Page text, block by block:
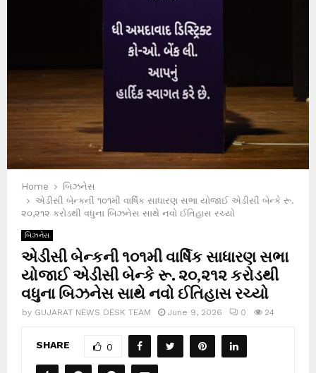
Home
બિઝનેસ
એડીસી બેન્કની ૧૦૧મી વાર્ષિક સાધારણ સભા યોજાઈ એડીસી બેન્કે રૂ.
૨૦,૨૧૨ કરોડથી વધુના બિઝનેસ સાથે નવો ઈતિહાસ રચ્યો
બિઝનેસ
એડીસી બેન્કની ૧૦૧મી વાર્ષિક સાધારણ સભા
યોજાઈ એડીસી બેન્કે રૂ. ૨૦,૨૧૨ કરોડથી
વધુના બિઝનેસ સાથે નવો ઈતિહાસ રચ્યો
by GUJARAT NEWS DESK TEAM June 9, 2026 0 24
SHARE 0